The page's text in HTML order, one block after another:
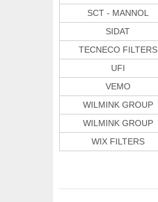
SCT - MANNOL
SIDAT
TECNECO FILTERS
UFI
VEMO
WILMINK GROUP
WILMINK GROUP
WIX FILTERS